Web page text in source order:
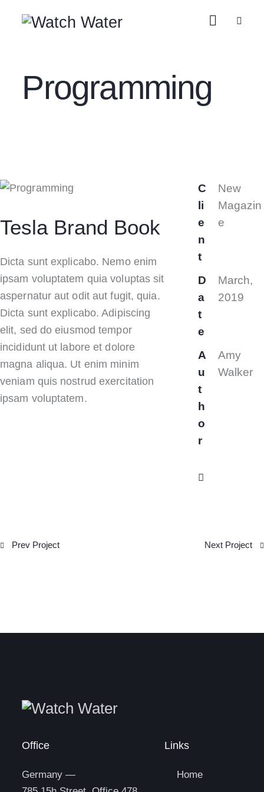
Programming
Tesla Brand Book
Dicta sunt explicabo. Nemo enim
ipsam voluptatem quia voluptas sit
aspernatur aut odit aut fugit, quia.
Dicta sunt explicabo. Adipiscing
elit, sed do eiusmod tempor
incididunt ut labore et dolore
magna aliqua. Ut enim minim
veniam quis nostrud exercitation
ipsam voluptatem.
C
li
e
n
t
New
Magazin
e
D
a
t
e
March,
2019
A
u
t
h
o
r
Amy
Walker
Prev Project Next Project
Office
Germany —
Links
Home